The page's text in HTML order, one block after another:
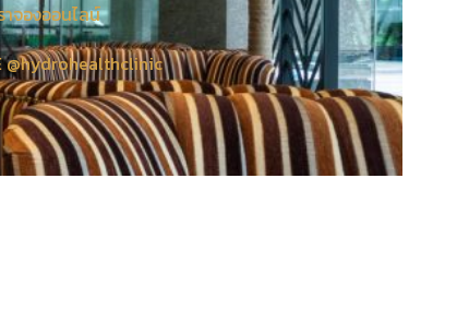
จองออนไลน์
@hydrohealthclinic